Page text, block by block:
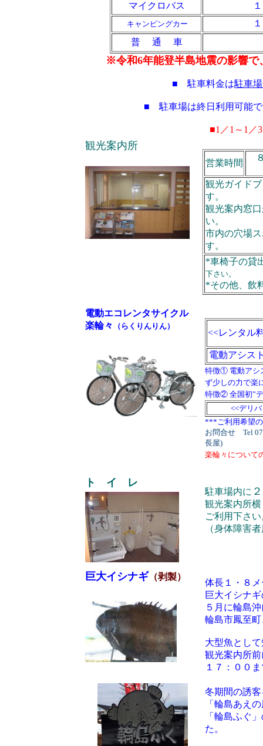
マイクロバス
キャンピングカー
普 通 車
※令和6年能登半島地震の影響で
■ 駐車料金は駐車
■ 駐車場は終日利用可能で
■1／1～1／
観光案内所
営業時間
観光ガイド
す。
観光案内窓
い。
市内の穴場
す。
*車椅子の貸
下さい。
*その他、飲
電動エコレンタサイクル
楽輪々
（らくりんりん）
<<レンタル
電動アシス
特徴① 電動アシ
ず少しの力で楽
特徴② 全国初”
<<デリ
***ご利用希望
お問合せ Tel
長屋)
楽輪々について
ト イ レ
駐車場内に ２
観光案内所
ご利用下さ
（身体障害
巨大イシナギ （剥製）
体長１・８
巨大イシナ
５月に輪島
輪島市鳳至
大型魚とし
観光案内所
１７：００
冬期間の誘
「輪島あえ
「輪島ふぐ
た。